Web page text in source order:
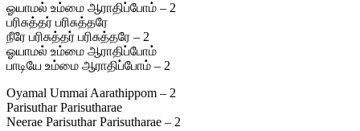
ஓயாமல் உம்மை ஆராதிப்போம் – 2
பரிசுத்தர் பரிசுத்தரே
நீரே பரிசுத்தர் பரிசுத்தரே – 2
ஓயாமல் உம்மை ஆராதிப்போம்
பாடியே உம்மை ஆராதிப்போம் – 2
Oyamal Ummai Aarathippom – 2
Parisuthar Parisutharae
Neerae Parisuthar Parisutharae – 2